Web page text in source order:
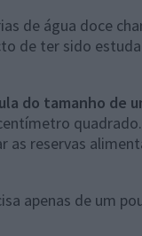
de água doce
de ter sido
do tamanho de
as reservas
apenas de um